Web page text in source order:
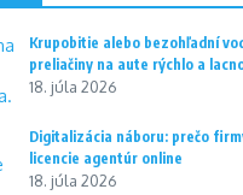
Krupobitie alebo bezohľadní
preliačiny na aute rýchlo a
18. júla 2026
Digitalizácia náboru: prečo
licencie agentúr online
18. júla 2026